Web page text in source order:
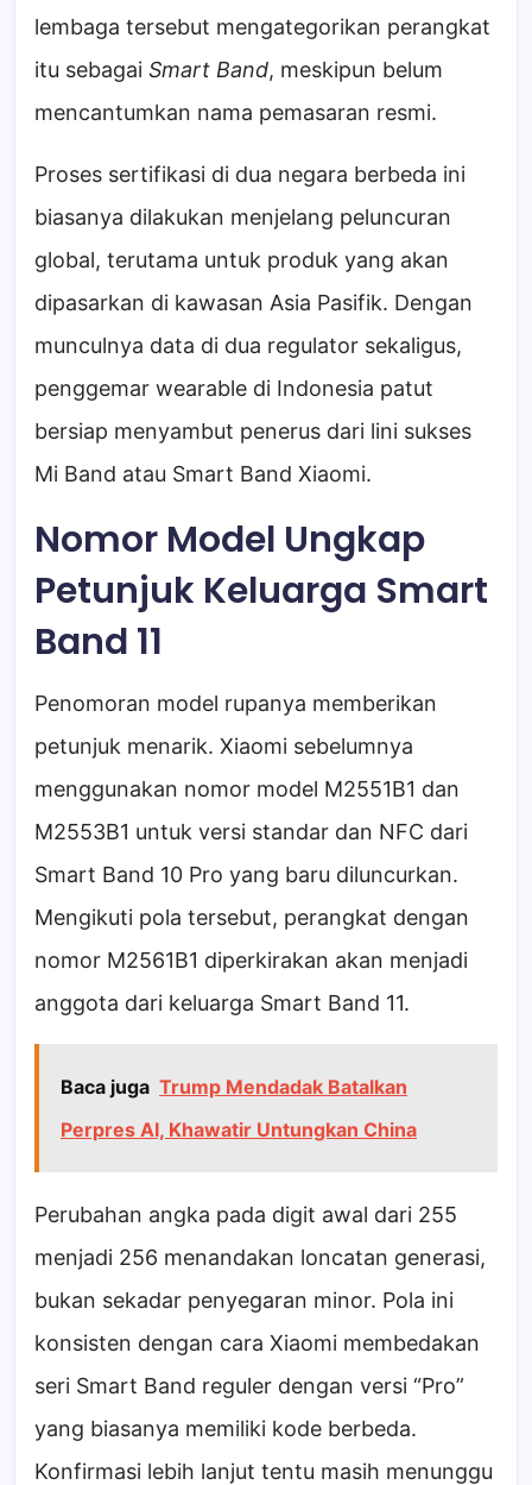
lembaga tersebut mengategorikan perangkat
itu sebagai Smart Band, meskipun belum
mencantumkan nama pemasaran resmi.
Proses sertifikasi di dua negara berbeda ini
biasanya dilakukan menjelang peluncuran
global, terutama untuk produk yang akan
dipasarkan di kawasan Asia Pasifik. Dengan
munculnya data di dua regulator sekaligus,
penggemar wearable di Indonesia patut
bersiap menyambut penerus dari lini sukses
Mi Band atau Smart Band Xiaomi.
Nomor Model Ungkap
Petunjuk Keluarga Smart
Band 11
Penomoran model rupanya memberikan
petunjuk menarik. Xiaomi sebelumnya
menggunakan nomor model M2551B1 dan
M2553B1 untuk versi standar dan NFC dari
Smart Band 10 Pro yang baru diluncurkan.
Mengikuti pola tersebut, perangkat dengan
nomor M2561B1 diperkirakan akan menjadi
anggota dari keluarga Smart Band 11.
Baca juga Trump Mendadak Batalkan
Perpres AI, Khawatir Untungkan China
Perubahan angka pada digit awal dari 255
menjadi 256 menandakan loncatan generasi,
bukan sekadar penyegaran minor. Pola ini
konsisten dengan cara Xiaomi membedakan
seri Smart Band reguler dengan versi “Pro”
yang biasanya memiliki kode berbeda.
Konfirmasi lebih lanjut tentu masih menunggu